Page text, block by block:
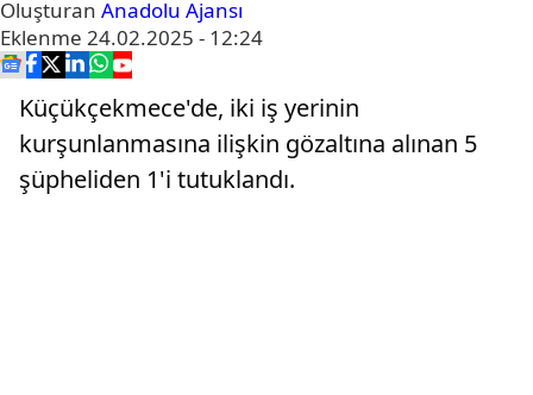
Oluşturan Anadolu Ajansı
Eklenme 24.02.2025 - 12:24
Küçükçekmece'de, iki iş yerinin
kurşunlanmasına ilişkin gözaltına alınan 5
şüpheliden 1'i tutuklandı.